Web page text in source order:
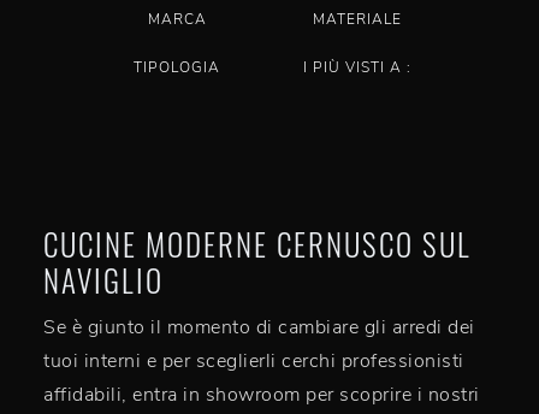
MARCA MATERIALE
TIPOLOGIA I PIÙ VISTI A :
CUCINE MODERNE CERNUSCO SUL
NAVIGLIO
Se è giunto il momento di cambiare gli arredi dei
tuoi interni e per sceglierli cerchi professionisti
affidabili, entra in showroom per scoprire i nostri